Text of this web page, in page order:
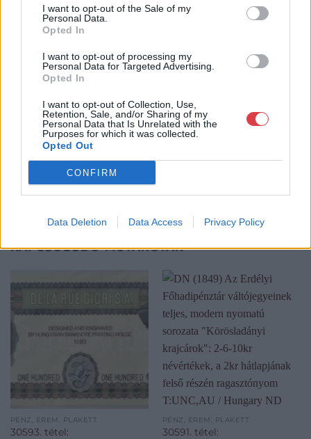
I want to opt-out of the Sale of my
Personal Data.
Opted In
I want to opt-out of processing my
Personal Data for Targeted Advertising.
Opted In
I want to opt-out of Collection, Use,
Retention, Sale, and/or Sharing of my
Personal Data that Is Unrelated with the
Purposes for which it was collected.
Opted Out
CONFIRM
Data Deletion Data Access Privacy Policy
4035
után kerülnek a vevő tulajdonába. Ha a tételt nem személyesen
veszik át, a vevő a postaköltség, biztosítási díj megfizetésére is
GALÉRIA TOVÁBBI MŰTÁRGYAI
KAPCSOLÓDÓ MŰTÁRGYAK
PÉNZ, ÉREM, PLAKETT
30593. tétel:
PÉNZ, ÉREM, PLAKETT
30591. tétel: